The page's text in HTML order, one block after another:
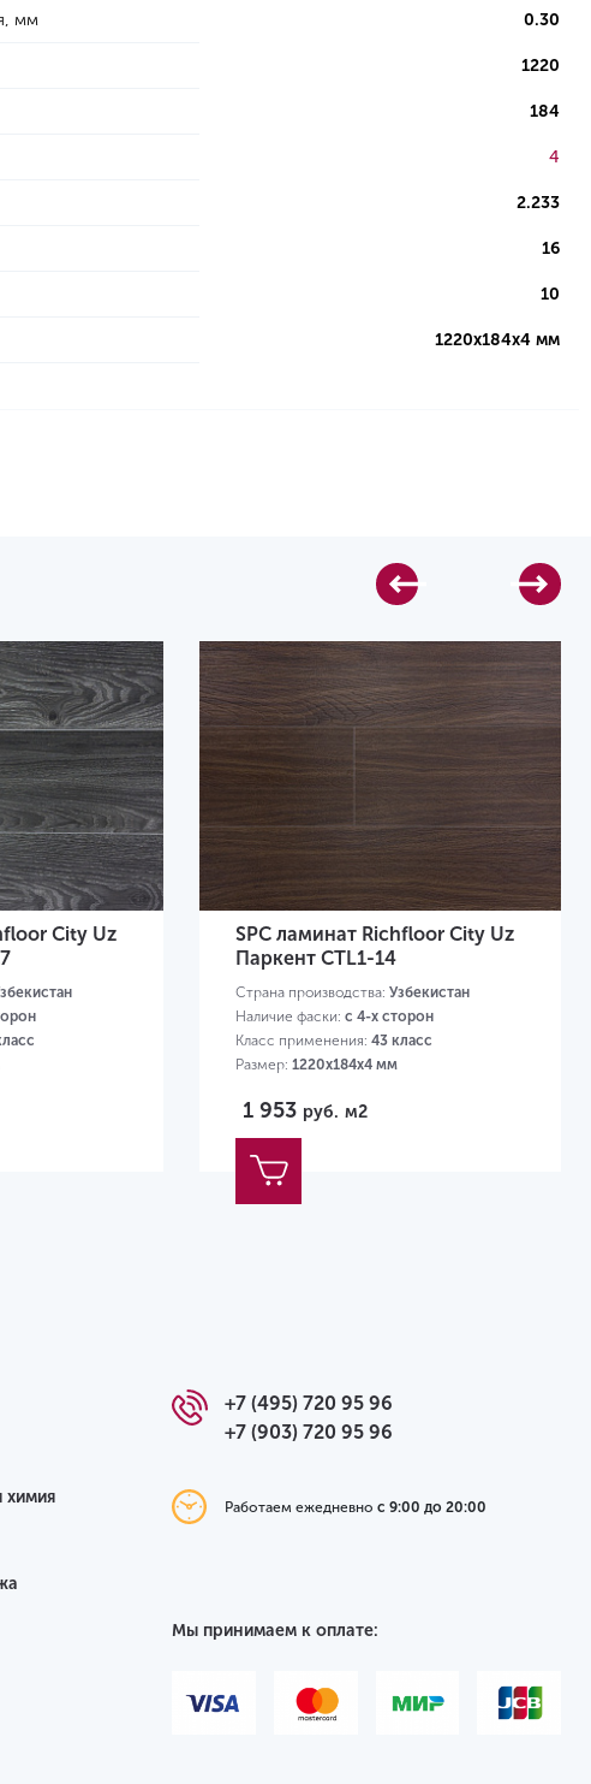
мм 0.30
1220
184
4
2.233
16
10
1220х184х4 мм
City Uz
SPC ламинат Richfloor City Uz
Паркент CTL1-14
Страна производства: Узбекистан
Наличие фаски: с 4-х сторон
Класс применения: 43 класс
Размер: 1220х184х4 мм
1 953 руб. м2
химия
+7 (495) 720 95 96
+7 (903) 720 95 96
Работаем ежедневнос 9:00 до 20:00
Мы принимаем к оплате: